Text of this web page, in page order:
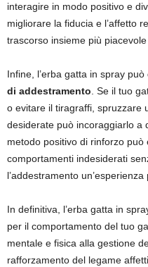
interagire in modo positivo e
migliorare la fiducia e l’affetto
trascorso insieme più piacevole
Infine, l’erba gatta in spray
di addestramento . Se il tuo
o evitare il tiragraffi, spruzzare
desiderate può incoraggiarlo a
metodo positivo di rinforzo
comportamenti indesiderati
l’addestramento
In definitiva, l’erba gatta in
per il comportamento del tuo
mentale e fisica alla gestione
rafforzamento del legame